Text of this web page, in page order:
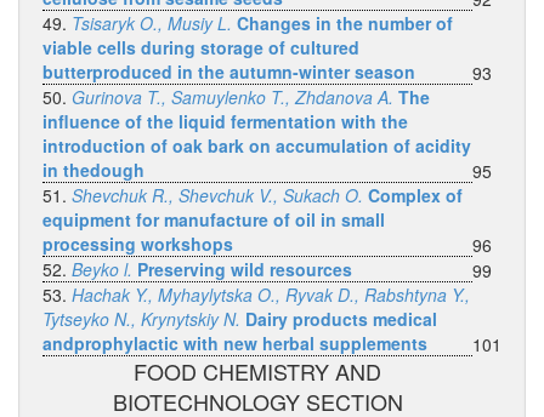
49. Tsisaryk O., Musiy L. Changes in the number of
viable cells during storage of cultured
butterproduced in the autumn-winter season
93
50. Gurinova T., Samuylenko T., Zhdanova A. The
influence of the liquid fermentation with the
introduction of oak bark on accumulation of acidity
in thedough
95
51. Shevchuk R., Shevchuk V., Sukach O. Complex of
equipment for manufacture of oil in small
processing workshops
96
52. Beyko l. Preserving wild resources
99
53. Hachak Y., Myhaylytska O., Ryvak D., Rabshtyna Y.,
Tytseyko N., Krynytskiy N. Dairy products medical
andprophylactic with new herbal supplements
101
FOOD CHEMISTRY AND
BIOTECHNOLOGY SECTION